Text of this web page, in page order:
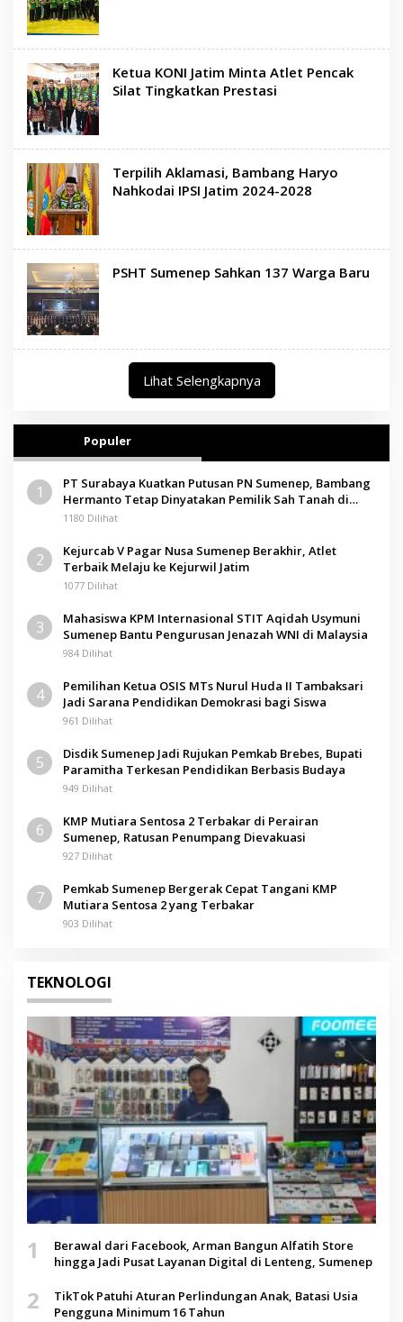
Ketua KONI Jatim Minta Atlet Pencak
Silat Tingkatkan Prestasi
Terpilih Aklamasi, Bambang Haryo
Nahkodai IPSI Jatim 2024-2028
PSHT Sumenep Sahkan 137 Warga Baru
Lihat Selengkapnya
Populer
1
PT Surabaya Kuatkan Putusan PN Sumenep, Bambang
Hermanto Tetap Dinyatakan Pemilik Sah Tanah di
Pamolokan
1180 Dilihat
2
Kejurcab V Pagar Nusa Sumenep Berakhir, Atlet
Terbaik Melaju ke Kejurwil Jatim
1077 Dilihat
3
Mahasiswa KPM Internasional STIT Aqidah Usymuni
Sumenep Bantu Pengurusan Jenazah WNI di Malaysia
984 Dilihat
4
Pemilihan Ketua OSIS MTs Nurul Huda II Tambaksari
Jadi Sarana Pendidikan Demokrasi bagi Siswa
961 Dilihat
5
Disdik Sumenep Jadi Rujukan Pemkab Brebes, Bupati
Paramitha Terkesan Pendidikan Berbasis Budaya
949 Dilihat
6
KMP Mutiara Sentosa 2 Terbakar di Perairan
Sumenep, Ratusan Penumpang Dievakuasi
927 Dilihat
7
Pemkab Sumenep Bergerak Cepat Tangani KMP
Mutiara Sentosa 2 yang Terbakar
903 Dilihat
TEKNOLOGI
1
Berawal dari Facebook, Arman Bangun Alfatih Store
hingga Jadi Pusat Layanan Digital di Lenteng, Sumenep
2
TikTok Patuhi Aturan Perlindungan Anak, Batasi Usia
Pengguna Minimum 16 Tahun